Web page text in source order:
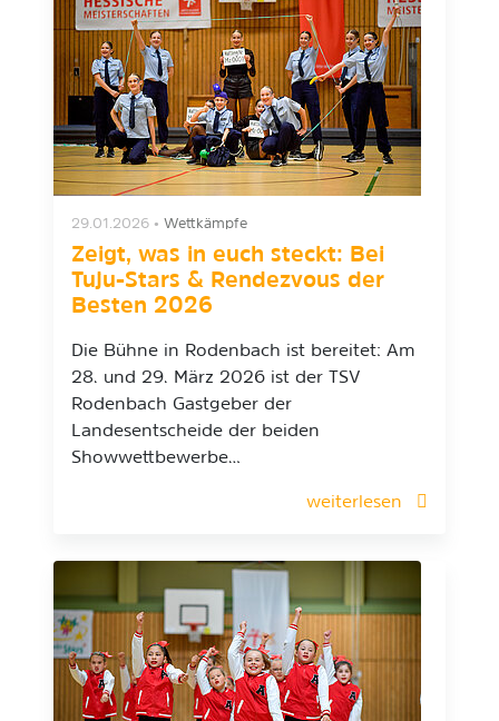
29.01.2026 • Wettkämpfe
Zeigt, was in euch steckt: Bei
Tuju-Stars & Rendezvous der
Besten 2026
Die Bühne in Rodenbach ist bereitet: Am
28. und 29. März 2026 ist der TSV
Rodenbach Gastgeber der
Landesentscheide der beiden
Showwettbewerbe…
weiterlesen